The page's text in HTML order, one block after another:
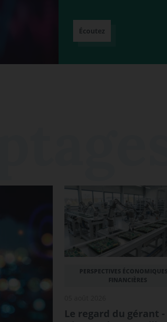
Écoutez
PERSPECTIVES
FINANCIÈRES
Le regard du gérant -